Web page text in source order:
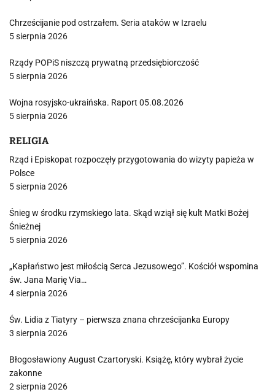
Chrześcijanie pod ostrzałem. Seria ataków w Izraelu
5 sierpnia 2026
Rządy POPiS niszczą prywatną przedsiębiorczość
5 sierpnia 2026
Wojna rosyjsko-ukraińska. Raport 05.08.2026
5 sierpnia 2026
RELIGIA
Rząd i Episkopat rozpoczęły przygotowania do wizyty papieża w
Polsce
5 sierpnia 2026
Śnieg w środku rzymskiego lata. Skąd wziął się kult Matki Bożej
Śnieżnej
5 sierpnia 2026
„Kapłaństwo jest miłością Serca Jezusowego”. Kościół wspomina
św. Jana Marię Via…
4 sierpnia 2026
Św. Lidia z Tiatyry – pierwsza znana chrześcijanka Europy
3 sierpnia 2026
Błogosławiony August Czartoryski. Książę, który wybrał życie
zakonne
2 sierpnia 2026